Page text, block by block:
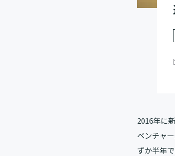
2016年に
ベンチャ
ずか半年